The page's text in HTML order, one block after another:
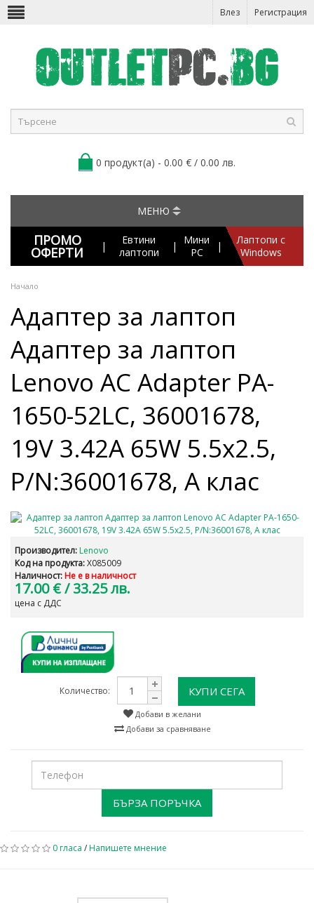
Влез Регистрация
0 продукт(а) - 0.00 € / 0.00 лв.
МЕНЮ
ПРОМО
ОФЕРТИ |
Евтини
лаптопи
|
Мини
PC
|
Лаптопи с
Windows
Начало
Адаптер за лаптоп
Адаптер за лаптоп
Lenovo AC Adapter PA-
1650-52LC, 36001678,
19V 3.42A 65W 5.5x2.5,
P/N:36001678, А клас
Производител: Lenovo
Код на продукта:X085009
Наличност: Не е в наличност
17.00 €/ 33.25 лв.
цена с ДДС
Количество: КУПИ СЕГА
Добави в желани
Добави за сравняване
БЪРЗА ПОРЪЧКА
0 гласа /Напишете мнение